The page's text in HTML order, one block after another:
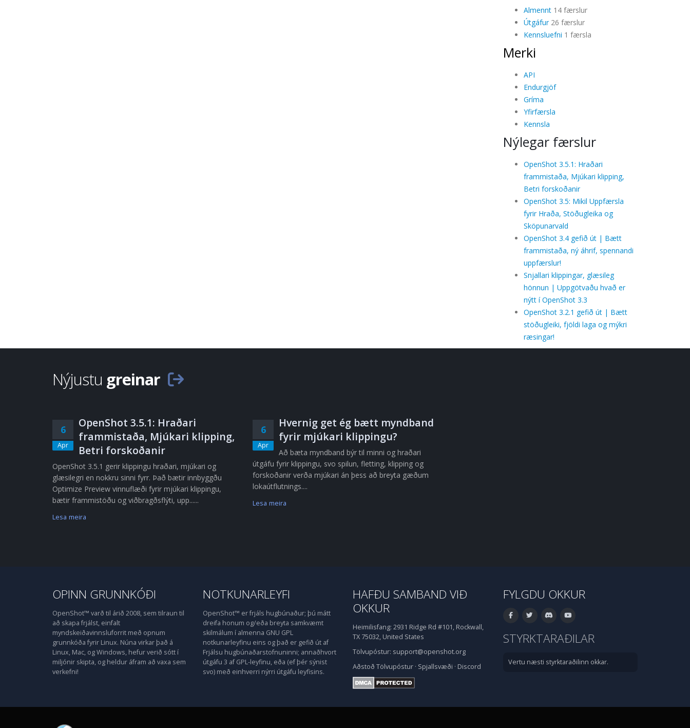
Almennt14 færslur
Útgáfur26 færslur
Kennsluefni 1 færsla
Merki
API
Endurgjöf
Gríma
Yfirfærsla
Kennsla
Nýlegar færslur
OpenShot 3.5.1: Hraðari
frammistaða, Mjúkari klipping,
Betri forskoðanir
OpenShot 3.5: Mikil Uppfærsla
fyrir Hraða, Stöðugleika og
Sköpunarvald
OpenShot 3.4 gefið út | Bætt
frammistaða, ný áhrif, spennandi
uppfærslur!
Snjallari klippingar, glæsileg
hönnun | Uppgötvaðu hvað er
nýtt í OpenShot 3.3
OpenShot 3.2.1 gefið út | Bætt
stöðugleiki, fjöldi laga og mýkri
ræsingar!
Nýjustu greinar
6
Apr
OpenShot 3.5.1: Hraðari
frammistaða, Mjúkari klipping,
Betri forskoðanir
OpenShot 3.5.1 gerir klippingu hraðari, mjúkari og
glæsilegri en nokkru sinni fyrr. Það bætir innbyggðu
Optimize Preview vinnuflæði fyrir mjúkari klippingu,
bætir frammistöðu og viðbragðsflýti, upp......
Lesa meira
6
Apr
Hvernig get ég bætt myndband
fyrir mjúkari klippingu?
Að bæta myndband býr til minni og hraðari
útgáfu fyrir klippingu, svo spilun, fletting, klipping og
forskoðanir verða mjúkari án þess að breyta gæðum
lokaútflutnings....
Lesa meira
OPINN GRUNNKÓÐI
OpenShot™ varð til árið 2008, sem tilraun til
að skapa frjálst, einfalt
myndskeiðavinnsluforrit með opnum
grunnkóða fyrir Linux. Núna virkar það á
Linux, Mac, og Windows, hefur verið sótt í
miljónir skipta, og heldur áfram að vaxa sem
verkefni!
NOTKUNARLEYFI
OpenShot™ er frjáls hugbúnaður; þú mátt
dreifa honum og/eða breyta samkvæmt
skilmálum í almenna GNU GPL
notkunarleyfinu eins og það er gefið út af
Frjálsu hugbúnaðarstofnuninni; annaðhvort
útgáfu 3 af GPL-leyfinu, eða (ef þér sýnist
svo) með einhverri nýrri útgáfu leyfisins.
HAFÐU SAMBAND VIÐ
OKKUR
Heimilisfang: 2931 Ridge Rd #101, Rockwall,
TX 75032, United States
Tölvupóstur: support@openshot.org
Aðstoð Tölvupóstur · Spjallsvæði · Discord
FYLGDU OKKUR
STYRKTARAÐILAR
Vertu næsti styrktaraðilinn okkar.